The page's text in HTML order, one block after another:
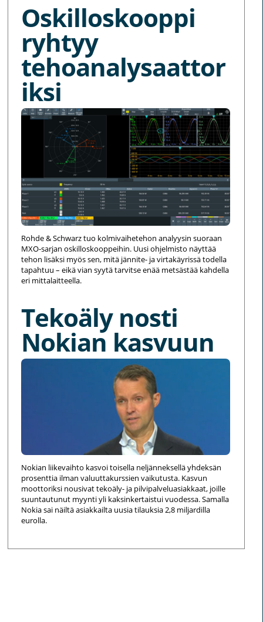
Oskilloskooppi
ryhtyy
tehoanalysaattor
iksi
Rohde & Schwarz tuo kolmivaihetehon analyysin suoraan
MXO-sarjan oskilloskooppeihin. Uusi ohjelmisto näyttää
tehon lisäksi myös sen, mitä jännite- ja virtakäyrissä todella
tapahtuu – eikä vian syytä tarvitse enää metsästää kahdella
eri mittalaitteella.
Tekoäly nosti
Nokian kasvuun
Nokian liikevaihto kasvoi toisella neljänneksellä yhdeksän
prosenttia ilman valuuttakurssien vaikutusta. Kasvun
moottoriksi nousivat tekoäly- ja pilvipalveluasiakkaat, joille
suuntautunut myynti yli kaksinkertaistui vuodessa. Samalla
Nokia sai näiltä asiakkailta uusia tilauksia 2,8 miljardilla
eurolla.